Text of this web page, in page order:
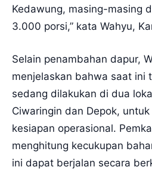
Kedawung, masing-masing
3.000 porsi,” kata Wahyu,
Selain penambahan dapur,
menjelaskan bahwa saat ini
sedang dilakukan di dua
Ciwaringin dan Depok,
kesiapan operasional.
menghitung kecukupan
ini dapat berjalan secara